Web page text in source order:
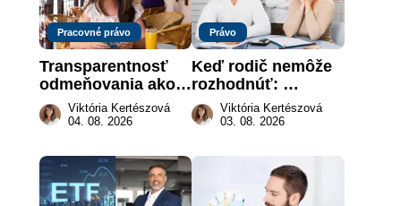
Pracovné právo
Transparentnosť
odmeňovania ako
právna povinnosť:
revolúcia na
práce
Viktória Kertészová
04. 08. 2026
Právo
Keď rodič nemôže
rozhodnúť:
nahradenie prejavu
vôle súdom v
Viktória Kertészová
03. 08. 2026